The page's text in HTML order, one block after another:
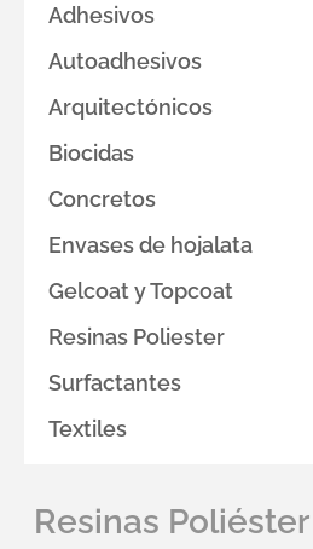
Adhesivos
Autoadhesivos
Arquitectónicos
Biocidas
Concretos
Envases de hojalata
Gelcoat y Topcoat
Resinas Poliester
Surfactantes
Textiles
Resinas Poliéster